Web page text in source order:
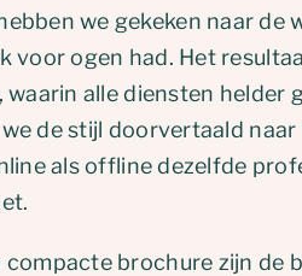
we gekeken naar de
voor ogen had. Het
waarin alle diensten helder
de stijl doorvertaald
als offline dezelfde
compacte brochure zijn de